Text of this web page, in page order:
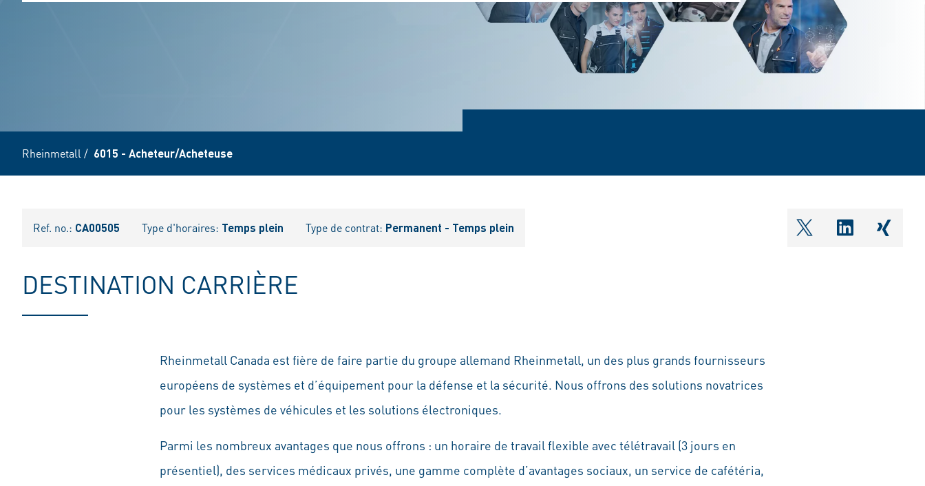
Rheinmetall / 6015 - Acheteur/Acheteuse
Ref. no.: CA00505 Type d'horaires: Temps plein Type de contrat: Permanent - Temps plein shareOntwitter
DESTINATION CARRIÈRE
Rheinmetall Canada est fière de faire partie du groupe allemand Rheinmetall, un des plus grands fournisseurs
européens de systèmes et d’équipement pour la défense et la sécurité. Nous offrons des solutions novatrices
pour les systèmes de véhicules et les solutions électroniques.
Parmi les nombreux avantages que nous offrons : un horaire de travail flexible avec télétravail (3 jours en
présentiel), des services médicaux privés, une gamme complète d’avantages sociaux, un service de cafétéria,